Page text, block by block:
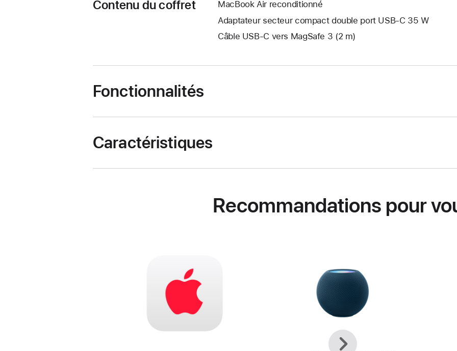
Contenu du coffret
MacBook Air reconditionné
Adaptateur secteur compact double port USB-C 35 W
Câble USB-C vers MagSafe 3 (2 m)
Fonctionnalités
Caractéristiques
Recommandations pour
Précédent
Suivant